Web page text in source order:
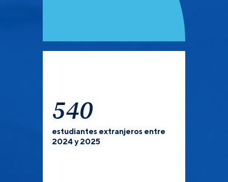
540
estudiantes extranjeros entre
2024 y 2025